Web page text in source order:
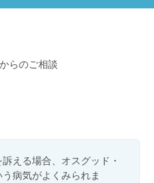
らのご相談
える場合、オスグッド・
病気がよくみられま